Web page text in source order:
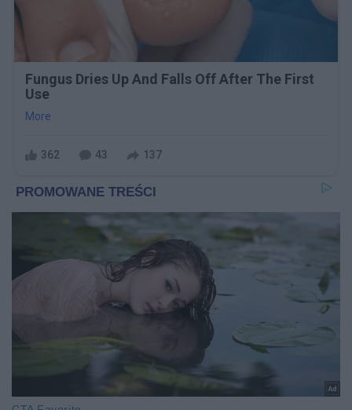
Fungus Dries Up And Falls Off After The First
Use
More
362 43 137